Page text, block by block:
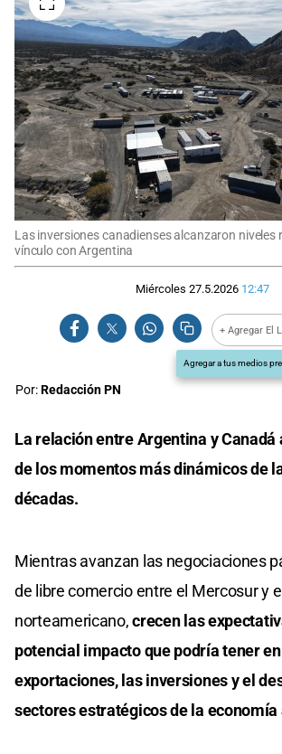
Las inversiones canadienses alcanzaron niveles
vínculo con Argentina
Miércoles 27.5.2026 12:47
+ Agregar El
Agregar a tus medios
Por:Redacción PN
La relación entre Argentina y Canadá
de los momentos más dinámicos de
décadas.
Mientras avanzan las negociaciones
de libre comercio entre el Mercosur y
norteamericano,crecen las
potencial impacto que podría tener
exportaciones, las inversiones y el
sectores estratégicos de la